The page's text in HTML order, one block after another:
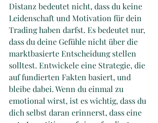
Distanz bedeutet nicht, dass du keine
Leidenschaft und Motivation für dein
Trading haben darfst. Es bedeutet nur,
dass du deine Gefühle nicht über die
marktbasierte Entscheidung stellen
solltest. Entwickele eine Strategie, die
auf fundierten Fakten basiert, und
bleibe dabei. Wenn du einmal zu
emotional wirst, ist es wichtig, dass du
dich selbst daran erinnerst, dass eine